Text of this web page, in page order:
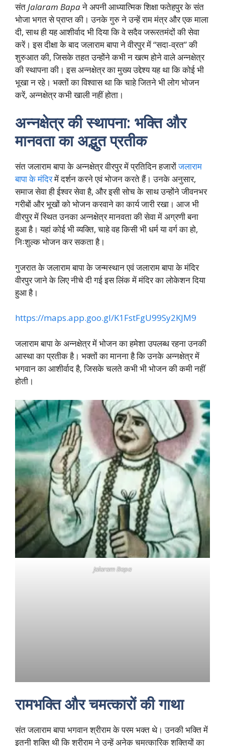
संत Jalaram Bapaने अपनी आध्यात्मिक शिक्षा फतेहपुर के संत
भोजा भगत से प्राप्त की। उनके गुरु ने उन्हें राम मंत्र और एक माला
दी, साथ ही यह आशीर्वाद भी दिया कि वे सदैव जरूरतमंदों की सेवा
करें। इस दीक्षा के बाद जलाराम बापा ने वीरपुर में “सदा-व्रत” की
शुरुआत की, जिसके तहत उन्होंने कभी न खत्म होने वाले अन्नक्षेत्र
की स्थापना की। इस अन्नक्षेत्र का मुख्य उद्देश्य यह था कि कोई भी
भूखा न रहे। भक्तों का विश्वास था कि चाहे जितने भी लोग भोजन
करें, अन्नक्षेत्र कभी खाली नहीं होता।
अन्नक्षेत्र की स्थापना: भक्ति और
मानवता का अद्भुत प्रतीक
संत जलाराम बापा के अन्नक्षेत्र वीरपुर में प्रतिदिन हजारोंजलाराम
बापा के मंदिरमें दर्शन करने एवं भोजन करते हैं। उनके अनुसार,
समाज सेवा ही ईश्वर सेवा है, और इसी सोच के साथ उन्होंने जीवनभर
गरीबों और भूखों को भोजन करवाने का कार्य जारी रखा। आज भी
वीरपुर में स्थित उनका अन्नक्षेत्र मानवता की सेवा में अग्रणी बना
हुआ है। यहां कोई भी व्यक्ति, चाहे वह किसी भी धर्म या वर्ग का हो,
निःशुल्क भोजन कर सकता है।
गुजरात के जलाराम बापा के जन्मस्थान एवं जलाराम बापा के मंदिर
वीरपुर जाने के लिए नीचे दी गई इस लिंक में मंदिर का लोकेशन दिया
हुआ है।
https://maps.app.goo.gl/K1FstFgU99Sy2KJM9
जलाराम बापा के अन्नक्षेत्र में भोजन का हमेशा उपलब्ध रहना उनकी
आस्था का प्रतीक है। भक्तों का मानना है कि उनके अन्नक्षेत्र में
भगवान का आशीर्वाद है, जिसके चलते कभी भी भोजन की कमी नहीं
होती।
Jalaram Bapa
रामभक्ति और चमत्कारों की गाथा
संत जलाराम बापा भगवान श्रीराम के परम भक्त थे। उनकी भक्ति में
इतनी शक्ति थी कि श्रीराम ने उन्हें अनेक चमत्कारिक शक्तियों का